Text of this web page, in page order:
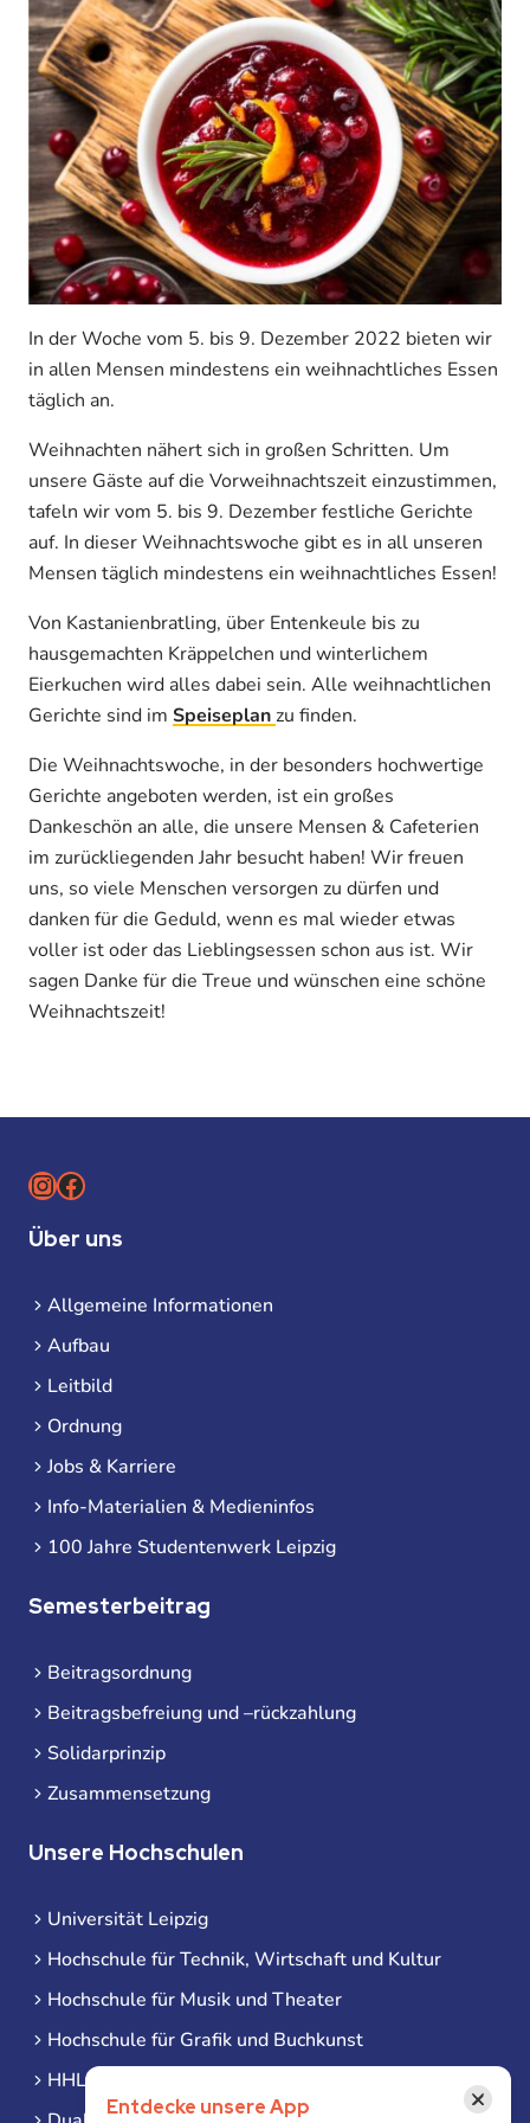
In der Woche vom 5. bis 9. Dezember 2022 bieten wir
in allen Mensen mindestens ein weihnachtliches Essen
täglich an.
Weihnachten nähert sich in großen Schritten. Um
unsere Gäste auf die Vorweihnachtszeit einzustimmen,
tafeln wir vom 5. bis 9. Dezember festliche Gerichte
auf. In dieser Weihnachtswoche gibt es in all unseren
Mensen täglich mindestens ein weihnachtliches Essen!
Von Kastanienbratling, über Entenkeule bis zu
hausgemachten Kräppelchen und winterlichem
Eierkuchen wird alles dabei sein. Alle weihnachtlichen
Gerichte sind im Speiseplanzu finden.
Die Weihnachtswoche, in der besonders hochwertige
Gerichte angeboten werden, ist ein großes
Dankeschön an alle, die unsere Mensen & Cafeterien
im zurückliegenden Jahr besucht haben! Wir freuen
uns, so viele Menschen versorgen zu dürfen und
danken für die Geduld, wenn es mal wieder etwas
voller ist oder das Lieblingsessen schon aus ist. Wir
sagen Danke für die Treue und wünschen eine schöne
Weihnachtszeit!
Instagram
Facebook
Über uns
Allgemeine Informationen
Aufbau
Leitbild
Ordnung
Jobs & Karriere
Info-Materialien & Medieninfos
100 Jahre Studentenwerk Leipzig
Semesterbeitrag
Beitragsordnung
Beitragsbefreiung und –rückzahlung
Solidarprinzip
Zusammensetzung
Unsere Hochschulen
Universität Leipzig
Hochschule für Technik, Wirtschaft und Kultur
Hochschule für Musik und Theater
Hochschule für Grafik und Buchkunst
HHL Leipzig
Entdecke unsere App ×